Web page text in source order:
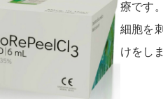
療です
細胞を
けをし